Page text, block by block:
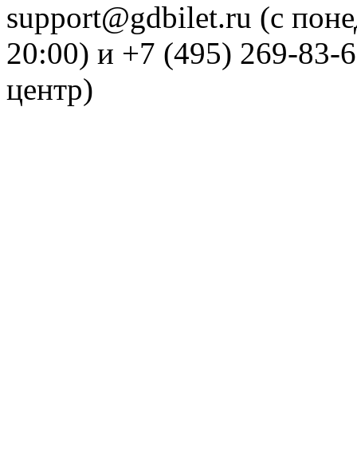
support@gdbilet.ru (с
20:00) и +7 (495) 269-83-
центр)